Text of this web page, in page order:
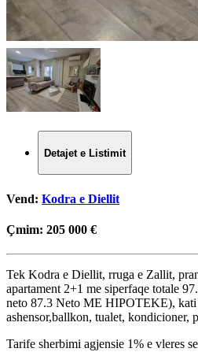
Detajet e Listimit
Vend: Kodra e Diellit
Çmim: 205 000 €
Tek Kodra e Diellit, rruga e Zallit,
apartament 2+1 me siperfaqe totale
neto 87.3 Neto ME HIPOTEKE), kati
ashensor,ballkon, tualet, kondicioner,
Tarife sherbimi agjensie 1% e vleres